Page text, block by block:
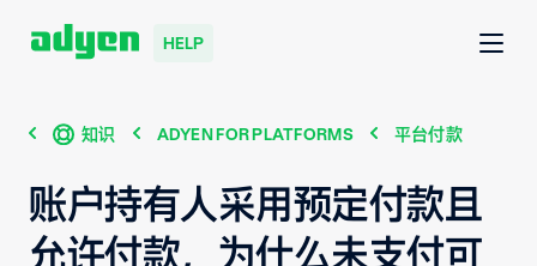
HELP
知识 ADYEN FOR PLATFORMS 平台付款
账户持有人采用预定付款且
允许付款，为什么未支付可